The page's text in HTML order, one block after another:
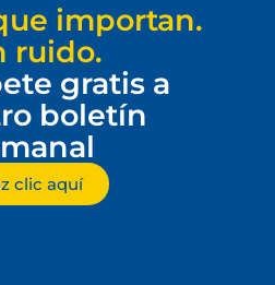
importan.
ruido.
gratis a
boletín
clic aquí